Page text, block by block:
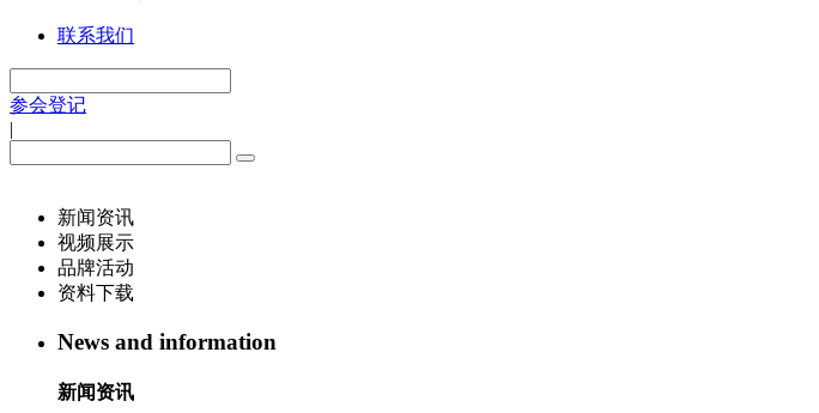
联系我们
参会登记
|
新闻资讯
视频展示
品牌活动
资料下载
News and information
新闻资讯